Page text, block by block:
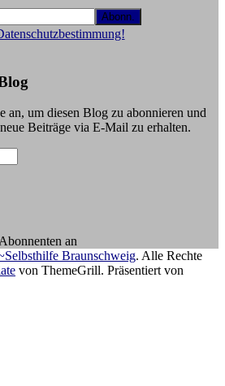
an, um diesen Blog zu abonnieren und
Beiträge via E-Mail zu erhalten.
an
Braunschweig. Alle Rechte
von ThemeGrill. Präsentiert von